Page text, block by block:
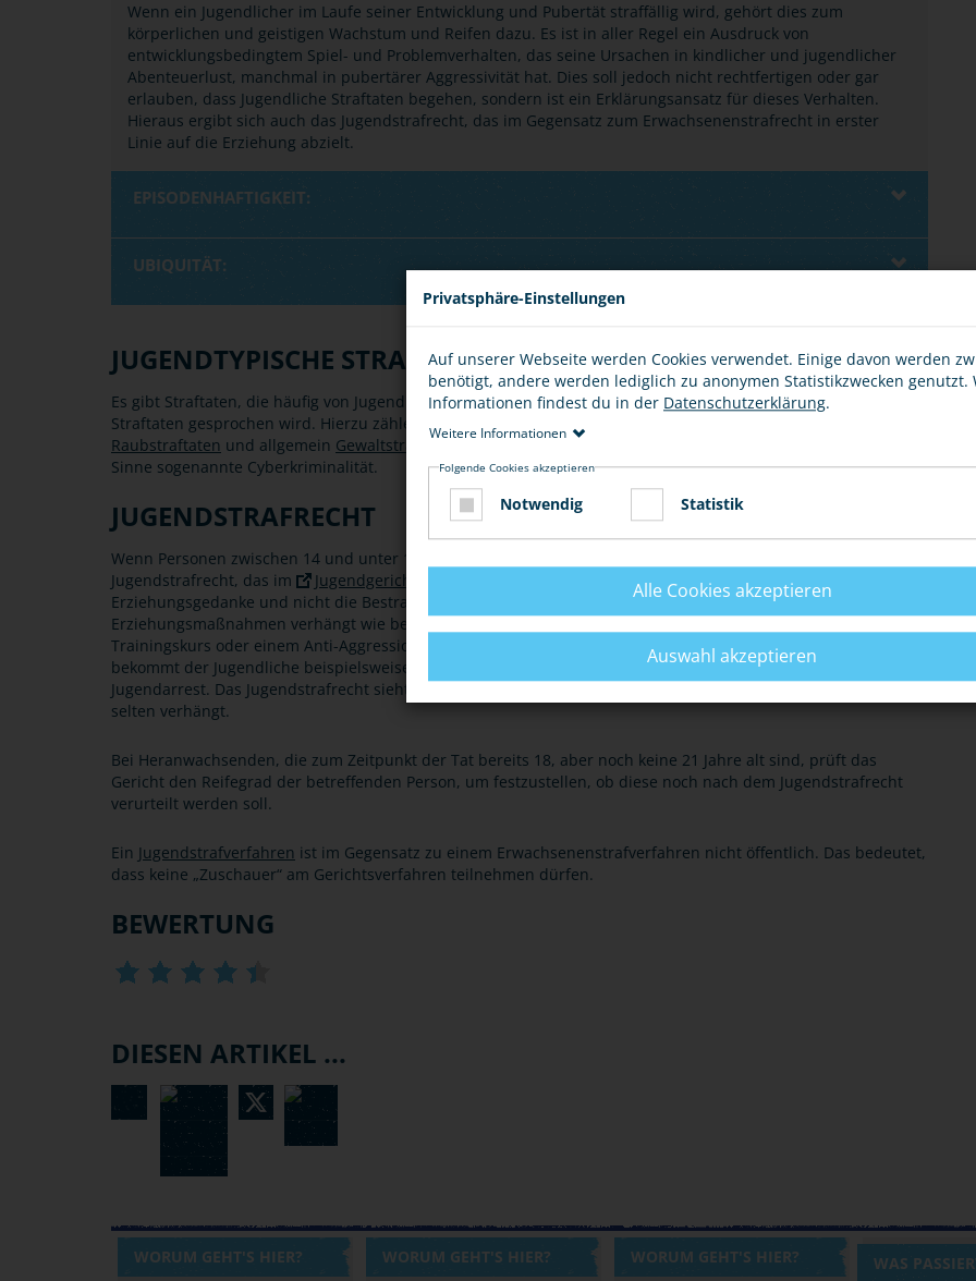
Wenn ein Jugendlicher im Laufe seiner Entwicklung und Pubertät straffällig wird, gehört dies zum
körperlichen und geistigen Wachstum und Reifen dazu. Es ist in aller Regel ein Ausdruck von
entwicklungsbedingtem Spiel- und Problemverhalten, das seine Ursachen in kindlicher und jugendlicher
Abenteuerlust, manchmal in pubertärer Aggressivität hat. Dies soll jedoch nicht rechtfertigen oder gar
erlauben, dass Jugendliche Straftaten begehen, sondern ist ein Erklärungsansatz für dieses Verhalten.
Hieraus ergibt sich auch das Jugendstrafrecht, das im Gegensatz zum Erwachsenenstrafrecht in erster
Linie auf die Erziehung abzielt.
EPISODENHAFTIGKEIT:
UBIQUITÄT:
JUGENDTYPISCHE STRAFTATEN
Es gibt Straftaten, die häufig von Jugendlichen begangen werden, weshalb auch von jugendtypischen
Straftaten gesprochen wird. Hierzu zählen
Diebstahl, Körperverletzungen
Raubstraftaten und allgemein Gewaltstraftatenbzw. Gewaltkriminalität und zunehmend auch im weiteren
Sinne sogenannte Cyberkriminalität.
JUGENDSTRAFRECHT
Wenn Personen zwischen 14 und unter 18 Jahren Straftaten begehen, dann werden sie nach dem
Jugendstrafrecht, das im
Jugendgerichtsgesetz (JGG)
geregelt ist, bestraft. Hierbei steht der
Erziehungsgedanke und nicht die Bestrafung im Vordergrund. Deshalb werden nach dem JGG
Erziehungsmaßnahmen verhängt wie beispielsweise die verpflichtende Teilnahme an einem sozialen
Trainingskurs oder einem Anti-Aggressions-Training. Für den Fall, dass solche Maßnahmen nicht genügen,
bekommt der Jugendliche beispielsweise gemeinnützige Arbeitsstunden, Zahlung eines Geldbetrages oder
Jugendarrest. Das Jugendstrafrecht sieht auch Freiheitsstrafen (Gefängnisstrafen) vor, diese werden aber
selten verhängt.
Bei Heranwachsenden, die zum Zeitpunkt der Tat bereits 18, aber noch keine 21 Jahre alt sind, prüft das
Gericht den Reifegrad der betreffenden Person, um festzustellen, ob diese noch nach dem Jugendstrafrecht
verurteilt werden soll.
Ein Jugendstrafverfahren ist im Gegensatz zu einem Erwachsenenstrafverfahren nicht öffentlich. Das bedeutet,
dass keine „Zuschauer“ am Gerichtsverfahren teilnehmen dürfen.
BEWERTUNG
DIESEN ARTIKEL ...
WORUM GEHT'S HIER? WORUM GEHT'S HIER? WORUM GEHT'S HIER? WAS
Privatsphäre-Einstellungen
Auf unserer Webseite werden Cookies verwendet. Einige davon werden
benötigt, andere werden lediglich zu anonymen Statistikzwecken genutzt.
Informationen findest du in der Datenschutzerklärung.
Weitere Informationen
Folgende Cookies akzeptieren
Notwendig Statistik
Alle Cookies akzeptieren
Auswahl akzeptieren